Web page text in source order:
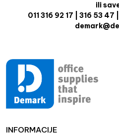
ili
011 316 92 17 | 316 53
INFORMACIJE